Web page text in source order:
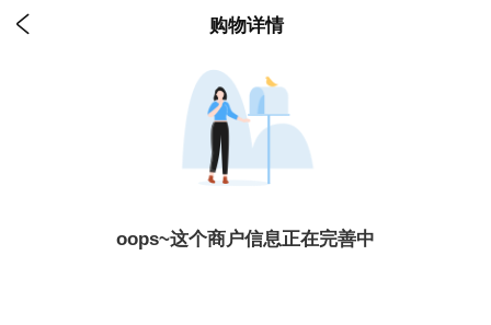
 购物详情
oops~这个商户信息正在完善中